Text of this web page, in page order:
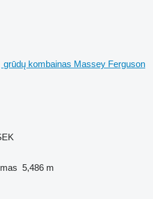
grūdų kombainas Massey Ferguson
5,486 m